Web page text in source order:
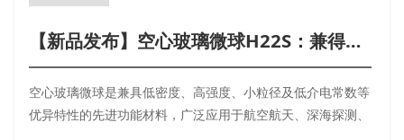
【新品发布】空心玻璃微球H22S：兼得低密度与细粒径，优异介电调节性能
空心玻璃微球是兼具低密度、高强度、小粒径及低介电常数等
优异特性的先进功能材料，广泛应用于航空航天、深海探测、